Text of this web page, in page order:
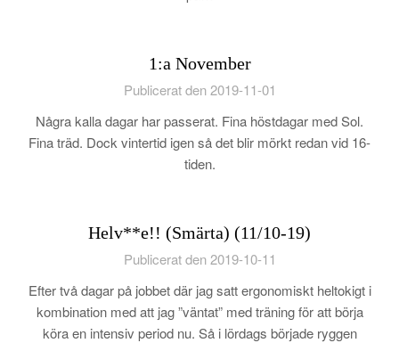
1:a November
Publicerat den 2019-11-01
Några kalla dagar har passerat. Fina höstdagar med Sol.
Fina träd. Dock vintertid igen så det blir mörkt redan vid 16-
tiden.
Helv**e!! (Smärta) (11/10-19)
Publicerat den 2019-10-11
Efter två dagar på jobbet där jag satt ergonomiskt heltokigt i
kombination med att jag ”väntat” med träning för att börja
köra en intensiv period nu. Så i lördags började ryggen